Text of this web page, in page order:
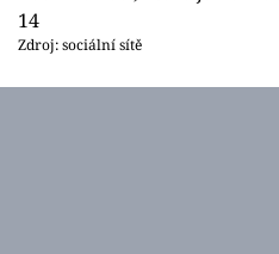
14
Zdroj: sociální sítě